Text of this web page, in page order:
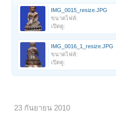
IMG_0015_resize.JPG
ขนาดไฟล์:
เปิดดู:
IMG_0016_1_resize.JPG
ขนาดไฟล์:
เปิดดู:
23 กันยายน 2010